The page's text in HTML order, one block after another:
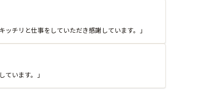
チリと仕事をしていただき感謝しています。」
います。」